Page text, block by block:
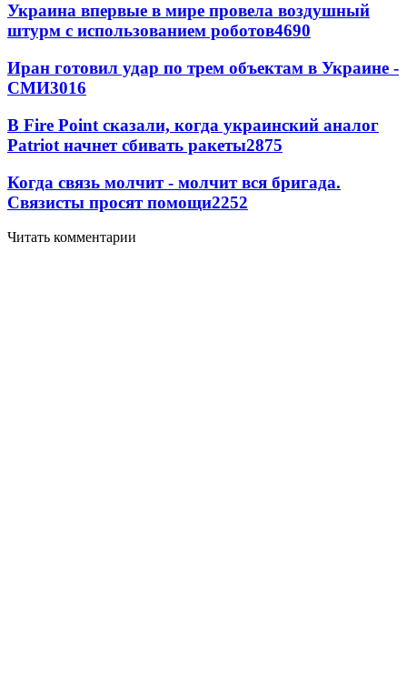
Украина впервые в мире провела воздушный
штурм с использованием роботов4690
Иран готовил удар по трем объектам в Украине -
СМИ3016
В Fire Point сказали, когда украинский аналог
Patriot начнет сбивать ракеты2875
Когда связь молчит - молчит вся бригада.
Связисты просят помощи2252
Читать комментарии